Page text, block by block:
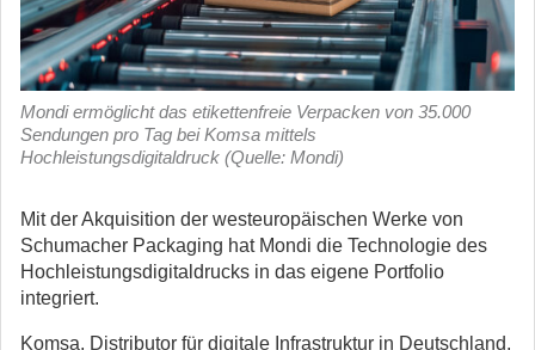
Mondi ermöglicht das etikettenfreie Verpacken von 35.000
Sendungen pro Tag bei Komsa mittels
Hochleistungsdigitaldruck (Quelle: Mondi)
Mit der Akquisition der westeuropäischen Werke von
Schumacher Packaging hat Mondi die Technologie des
Hochleistungsdigitaldrucks in das eigene Portfolio
integriert.
Komsa, Distributor für digitale Infrastruktur in Deutschland,